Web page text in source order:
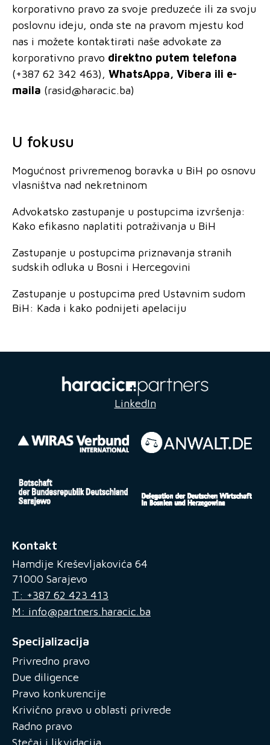
korporativno pravo za svoje preduzeće ili za svoju
poslovnu ideju, onda ste na pravom mjestu kod
nas i možete kontaktirati naše advokate za
korporativno pravo direktno putem telefona
(+387 62 342 463), WhatsAppa, Vibera ili e-
maila (rasid@haracic.ba)
U fokusu
Mogućnost privremenog boravka u BiH po osnovu
vlasništva nad nekretninom
Advokatsko zastupanje u postupcima izvršenja:
Kako efikasno naplatiti potraživanja u BiH
Zastupanje u postupcima priznavanja stranih
sudskih odluka u Bosni i Hercegovini
Zastupanje u postupcima pred Ustavnim sudom
BiH: Kada i kako podnijeti apelaciju
LinkedIn
Kontakt
Hamdije Kreševljakovića 64
71000 Sarajevo
T: +387 62 423 413
M: info@partners.haracic.ba
Specijalizacija
Privredno pravo
Due diligence
Pravo konkurencije
Krivično pravo u oblasti privrede
Radno pravo
Stečaj i likvidacija